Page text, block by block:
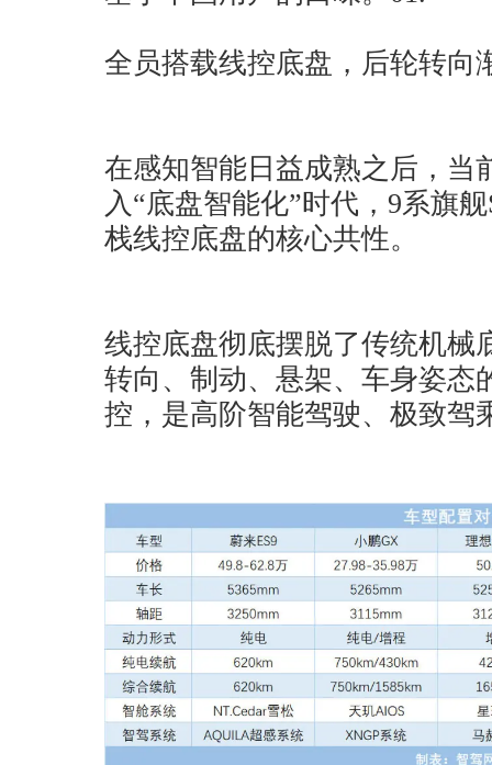
全员搭载线控底盘，后轮转向
在感知智能日益成熟之后，当
入“底盘智能化”时代，9系旗
栈线控底盘的核心共性。
线控底盘彻底摆脱了传统机械
转向、制动、悬架、车身姿态
控，是高阶智能驾驶、极致驾